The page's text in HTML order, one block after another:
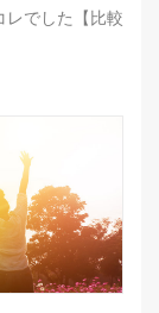
レでした【比較